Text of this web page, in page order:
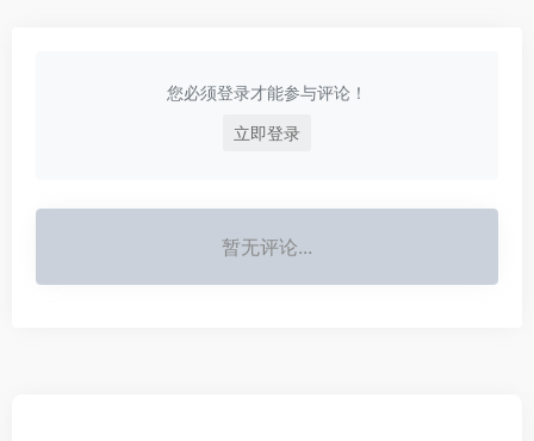
您必须登录才能参与评论！
立即登录
暂无评论...